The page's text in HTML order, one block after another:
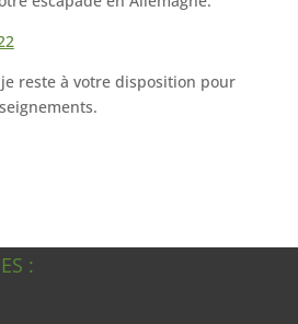
reste à votre disposition pour
: